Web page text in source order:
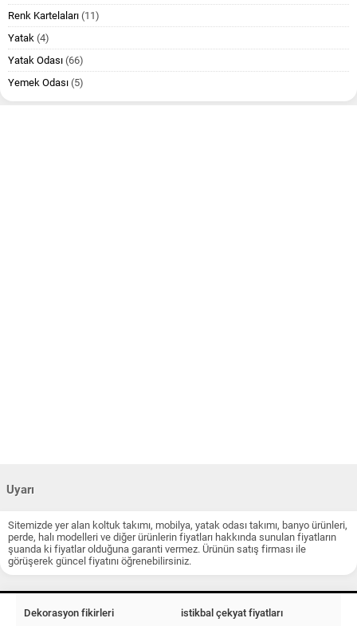
Renk Kartelaları (11)
Yatak (4)
Yatak Odası (66)
Yemek Odası (5)
Uyarı
Sitemizde yer alan koltuk takımı, mobilya, yatak odası takımı, banyo ürünleri,
perde, halı modelleri ve diğer ürünlerin fiyatları hakkında sunulan fiyatların
şuanda ki fiyatlar olduğuna garanti vermez. Ürünün satış firması ile
görüşerek güncel fiyatını öğrenebilirsiniz.
Dekorasyon fikirleri istikbal çekyat fiyatları